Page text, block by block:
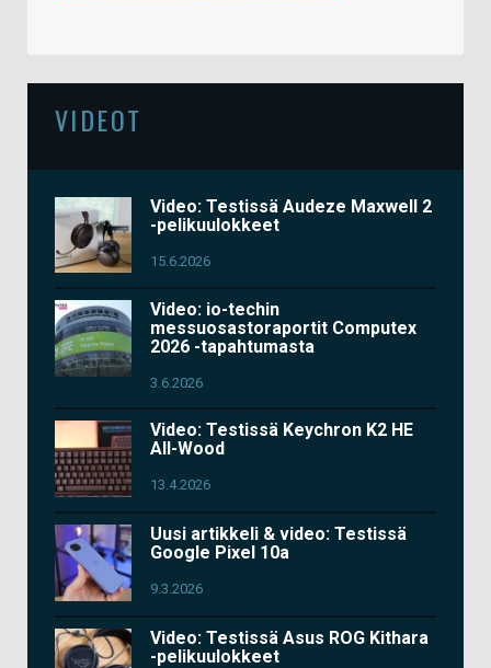
VIDEOT
Video: Testissä Audeze Maxwell 2
-pelikuulokkeet
15.6.2026
Video: io-techin
messuosastoraportit Computex
2026 -tapahtumasta
3.6.2026
Video: Testissä Keychron K2 HE
All-Wood
13.4.2026
Uusi artikkeli & video: Testissä
Google Pixel 10a
9.3.2026
Video: Testissä Asus ROG Kithara
-pelikuulokkeet